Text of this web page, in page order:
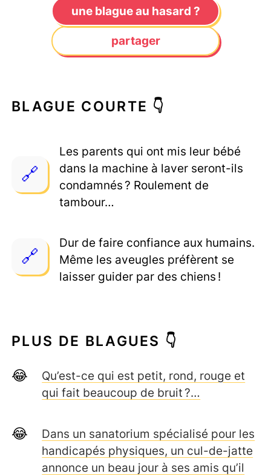
une blague au hasard ?
partager
BLAGUE COURTE 👇
Les parents qui ont mis leur bébé
dans la machine à laver seront-ils
condamnés ? Roulement de
tambour…
Dur de faire confiance aux humains.
Même les aveugles préfèrent se
laisser guider par des chiens !
PLUS DE BLAGUES 👇
Qu’est-ce qui est petit, rond, rouge et
qui fait beaucoup de bruit ?…
Dans un sanatorium spécialisé pour les
handicapés physiques, un cul-de-jatte
annonce un beau jour à ses amis qu’il